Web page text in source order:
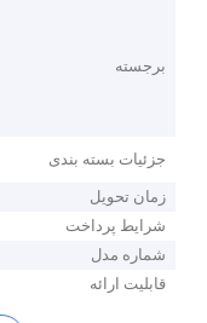
برجسته
جزئیات بسته بندی
زمان تحویل
شرایط پرداخت
شماره مدل
قابلیت ارائه